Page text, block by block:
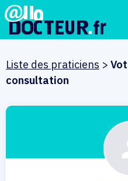
Liste des praticiens >
consultation